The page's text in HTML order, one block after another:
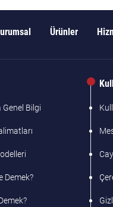
Ürünler
Genel Bilgi
Demek?